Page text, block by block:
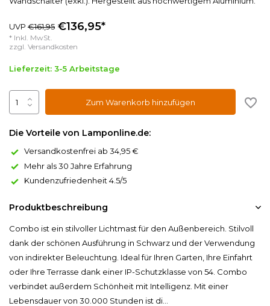
UVP €161,95 €136,95*
* Inkl. MwSt.
zzgl. Versandkosten
Lieferzeit: 3-5 Arbeitstage
Zum Warenkorb hinzufügen
Die Vorteile von Lamponline.de:
Versandkostenfrei ab 34,95 €
Mehr als 30 Jahre Erfahrung
Kundenzufriedenheit 4.5/5
Produktbeschreibung
Combo ist ein stilvoller Lichtmast für den Außenbereich. Stilvoll
dank der schönen Ausführung in Schwarz und der Verwendung
von indirekter Beleuchtung. Ideal für Ihren Garten, Ihre Einfahrt
oder Ihre Terrasse dank einer IP-Schutzklasse von 54. Combo
verbindet außerdem Schönheit mit Intelligenz. Mit einer
Lebensdauer von 30.000 Stunden ist di...